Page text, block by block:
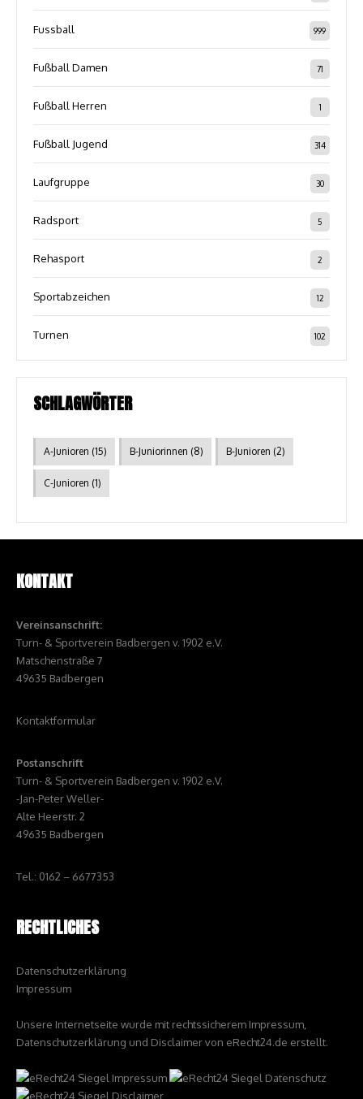
Fussball 999
Fußball Damen 71
Fußball Herren 1
Fußball Jugend 314
Laufgruppe 30
Radsport 5
Rehasport 2
Sportabzeichen 12
Turnen 102
SCHLAGWÖRTER
A-Junioren (15) B-Juniorinnen (8) B-Junioren (2)
C-Junioren (1)
KONTAKT
Vereinsanschrift:
Turn- & Sportverein Badbergen v. 1902 e.V.
Matschenstraße 7
49635 Badbergen
Kontaktformular
Postanschrift
Turn- & Sportverein Badbergen v. 1902 e.V.
-Jan-Peter Weller-
Alte Heerstr. 2
49635 Badbergen
Tel.: 0162 – 6677353
RECHTLICHES
Datenschutzerklärung
Impressum
Unsere Internetseite wurde mit rechtssicherem Impressum,
Datenschutzerklärung und Disclaimer von eRecht24.de erstellt.